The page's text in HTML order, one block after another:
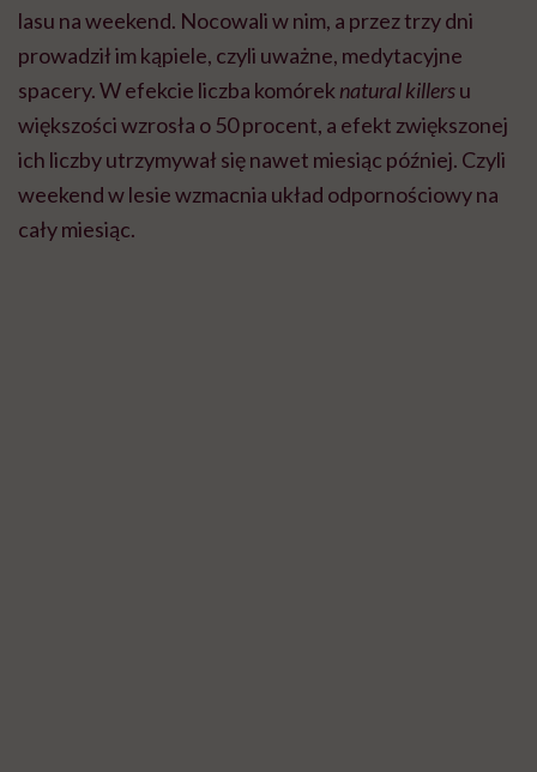
lasu na weekend. Nocowali w nim, a przez trzy dni
prowadził im kąpiele, czyli uważne, medytacyjne
spacery. W efekcie liczba komórek naturalkillersu
większości wzrosła o 50 procent, a efekt zwiększonej
ich liczby utrzymywał się nawet miesiąc później. Czyli
weekend w lesie wzmacnia układ odpornościowy na
cały miesiąc.